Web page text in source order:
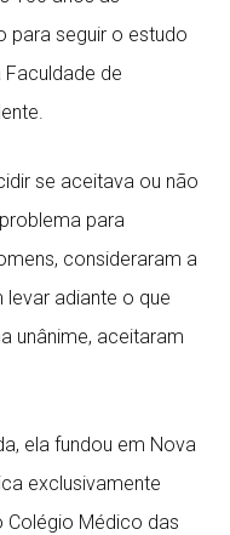
para seguir o estudo
Faculdade de
se aceitava ou não
para
consideraram a
adiante o que
unânime, aceitaram
ela fundou em Nova
exclusivamente
Colégio Médico das